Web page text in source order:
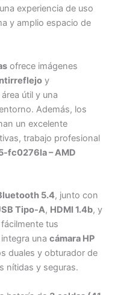
experiencia de uso
y amplio espacio de
ofrece imágenes
y
útil y una
Además, los
un excelente
trabajo profesional
fc0276la – AMD
5.4, junto con
Tipo-A, HDMI 1.4b, y
tus
una cámara HP
duales y obturador de
nítidas y seguras.